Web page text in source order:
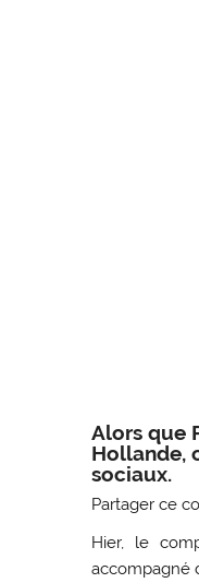
Alors que
Hollande,
sociaux.
Partager ce
Hier, le
accompagné